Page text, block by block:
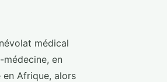
médical
en
Afrique, alors